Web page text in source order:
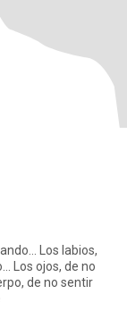
Los labios,
Los ojos, de no
de no sentir